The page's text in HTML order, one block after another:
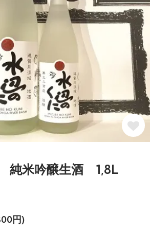
純米吟醸生酒 1,8L
円)